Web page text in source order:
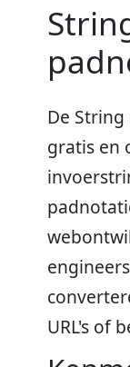
De
gratis en
URL's of